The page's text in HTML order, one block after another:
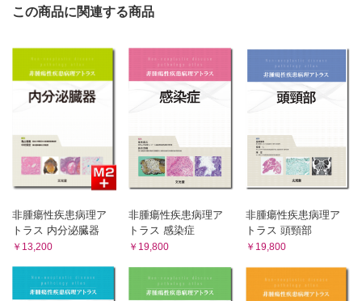
この商品に関連する商品
非腫瘍性疾患病理ア
トラス 内分泌臓器
￥13,200
非腫瘍性疾患病理ア
トラス 感染症
￥19,800
非腫瘍性疾患病理ア
トラス 頭頸部
￥19,800